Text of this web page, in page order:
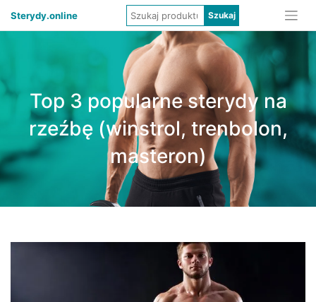
Sterydy.online
Top 3 popularne sterydy na
rzeźbę (winstrol, trenbolon,
masteron)